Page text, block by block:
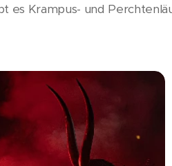
es Krampus- und